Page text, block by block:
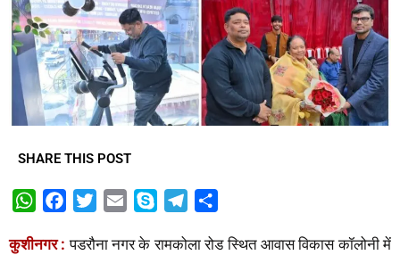
SHARE THIS POST
W
a
c
i
a
y
l
a
कुशीनगर : पडरौना नगर के रामकोला रोड स्थित आवास विकास कॉलोनी में